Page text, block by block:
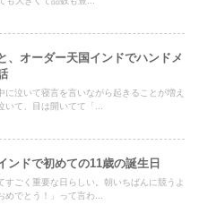
、オーダー天国インドでハンドメ
に泣いて寝言を言いながら起きることが増え
いて、目は開いてて「...
ンドで初めての11歳の誕生日
すごく重要な日らしい。朝いちばんに競うよ
めでとう！」って言わ...